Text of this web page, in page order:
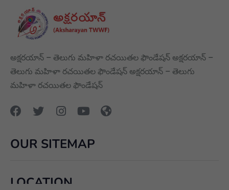
అక్షరయాన్ – తెలుగు మహిళా రచయితల ఫౌండేషన్ అక్షరయాన్ –
తెలుగు మహిళా రచయితల ఫౌండేషన్ అక్షరయాన్ – తెలుగు
మహిళా రచయితల ఫౌండేషన్
OUR SITEMAP
LOCATION